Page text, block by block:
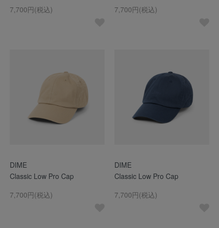
7,700円(税込) 7,700円(税込)
DIME
Classic Low Pro Cap
7,700円(税込)
DIME
Classic Low Pro Cap
7,700円(税込)